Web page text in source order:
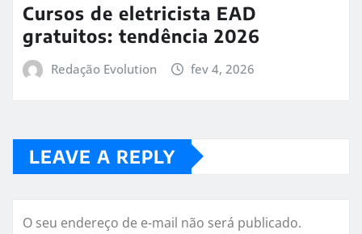
Cursos de eletricista EAD
gratuitos: tendência 2026
Redação Evolution fev 4, 2026
LEAVE A REPLY
O seu endereço de e-mail não será publicado.